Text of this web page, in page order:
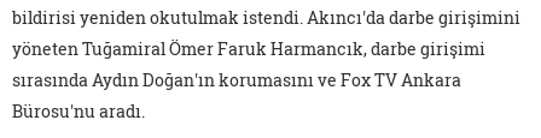
bildirisi yeniden okutulmak istendi. Akıncı'da darbe girişimini
yöneten Tuğamiral Ömer Faruk Harmancık, darbe girişimi
sırasında Aydın Doğan'ın korumasını ve Fox TV Ankara
Bürosu'nu aradı.